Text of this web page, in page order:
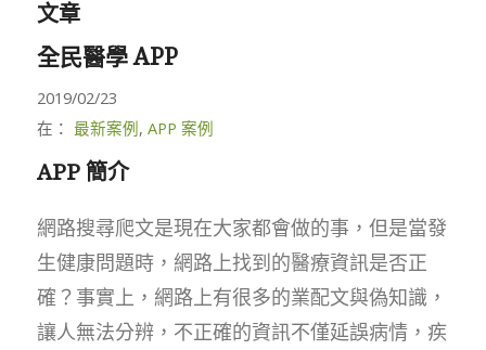
文章
全民醫學 APP
2019/02/23
在： 最新案例, APP 案例
APP 簡介
網路搜尋爬文是現在大家都會做的事，但是當發
生健康問題時，網路上找到的醫療資訊是否正
確？事實上，網路上有很多的業配文與偽知識，
讓人無法分辨，不正確的資訊不僅延誤病情，疾